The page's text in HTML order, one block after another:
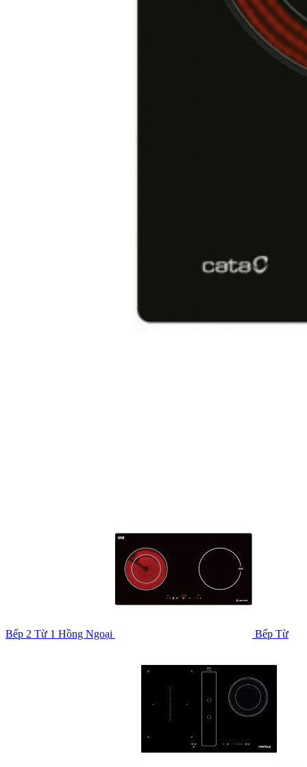
Bếp 2 Từ 1 Hồng Ngoại Bếp Từ